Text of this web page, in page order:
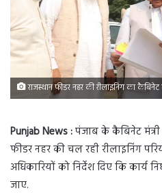
राजस्थान फीडर नहर की रीलाइनिंग का
Punjab News :पंजाब के कैबिनेट
फीडर नहर की चल रही रीलाइनिंग
अधिकारियों को निर्देश दिए कि कार्य
जाए.